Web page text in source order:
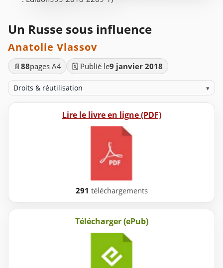
Un Russe sous influence
Anatolie Vlassov
📄 88pages A4 🗓️ Publié le9 janvier 2018
Droits & réutilisation ▾
Lire le livre en ligne (PDF)
291 téléchargements
Télécharger (ePub)